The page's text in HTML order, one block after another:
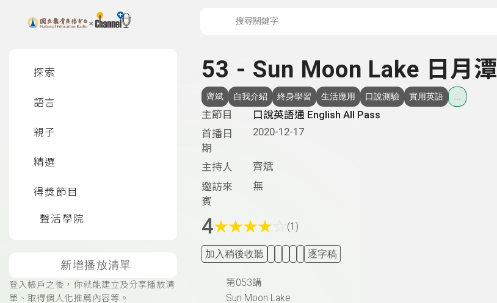
上方功能區塊
探索
語言
親子
精選
得獎節目
聲活學院
新增播放清單
登入帳戶之後，你就能建立及分享播放清
單、取得個人化推薦內容等。
53 - Sun Moon Lake 日月潭
齊斌 自我介紹 終身學習 生活應用 口說測驗 實用英語
主節目
口說英語通 English All Pass
首播日
期
2020-12-17
主持人
齊斌
邀訪來
賓
無
4★★★★ (1)
加入稍後收聽 逐字稿
第053講
Sun Moon Lake